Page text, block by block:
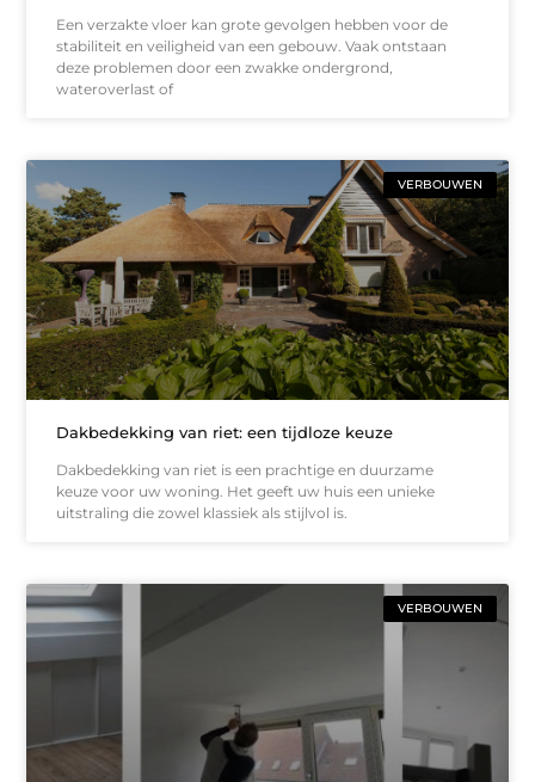
Een verzakte vloer kan grote gevolgen hebben voor de
stabiliteit en veiligheid van een gebouw. Vaak ontstaan
deze problemen door een zwakke ondergrond,
wateroverlast of
VERBOUWEN
Dakbedekking van riet: een tijdloze keuze
Dakbedekking van riet is een prachtige en duurzame
keuze voor uw woning. Het geeft uw huis een unieke
uitstraling die zowel klassiek als stijlvol is.
VERBOUWEN